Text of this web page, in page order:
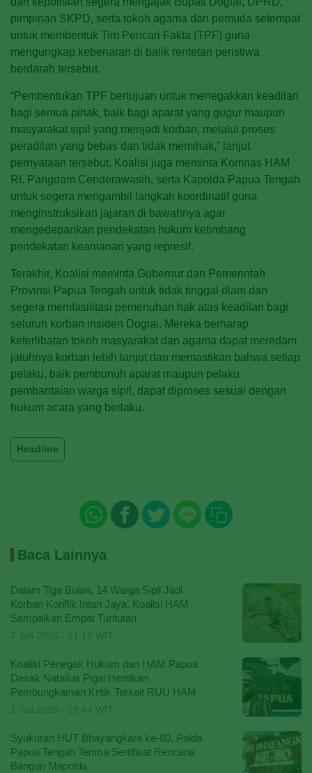
pimpinan SKPD, serta tokoh agama dan pemuda setempat
untuk membentuk Tim Pencari Fakta (TPF) guna
mengungkap kebenaran di balik rentetan peristiwa
berdarah tersebut.
“Pembentukan TPF bertujuan untuk menegakkan keadilan
bagi semua pihak, baik bagi aparat yang gugur maupun
masyarakat sipil yang menjadi korban, melalui proses
peradilan yang bebas dan tidak memihak,” lanjut
pernyataan tersebut. Koalisi juga meminta Komnas HAM
RI, Pangdam Cenderawasih, serta Kapolda Papua Tengah
untuk segera mengambil langkah koordinatif guna
menginstruksikan jajaran di bawahnya agar
mengedepankan pendekatan hukum ketimbang
pendekatan keamanan yang represif.
Terakhir, Koalisi meminta Gubernur dan Pemerintah
Provinsi Papua Tengah untuk tidak tinggal diam dan
segera memfasilitasi pemenuhan hak atas keadilan bagi
seluruh korban insiden Dogiai. Mereka berharap
keterlibatan tokoh masyarakat dan agama dapat meredam
jatuhnya korban lebih lanjut dan memastikan bahwa setiap
pelaku, baik pembunuh aparat maupun pelaku
pembantaian warga sipil, dapat diproses sesuai dengan
hukum acara yang berlaku.
Headline
Baca Lainnya
Dalam Tiga Bulan, 14 Warga Sipil Jadi
Korban Konflik Intan Jaya, Koalisi HAM
Sampaikan Empat Tuntutan
Koalisi Penegak Hukum dan HAM Papua
Desak Natalius Pigai Hentikan
Pembungkaman Kritik Terkait RUU HAM
Syukuran HUT Bhayangkara ke-80, Polda
Papua Tengah Terima Sertifikat Rencana
Bangun Mapolda